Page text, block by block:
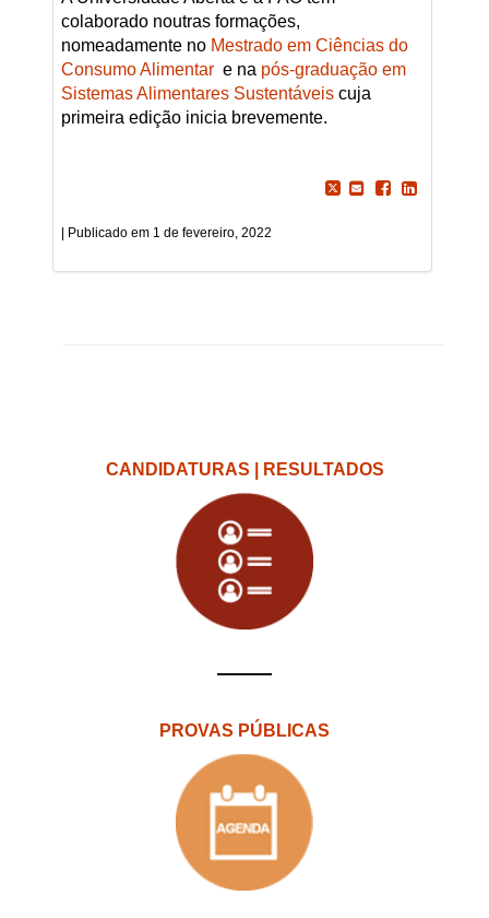
colaborado noutras formações,
nomeadamente no Mestrado em Ciências do
Consumo Alimentare na pós-graduação em
Sistemas Alimentares Sustentáveiscuja
primeira edição inicia brevemente.
1 de fevereiro, 2022
CANDIDATURAS | RESULTADOS
PROVAS PÚBLICAS